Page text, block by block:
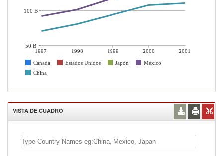
1997 1998 1999 2000
2001
Canadá
Estados Unidos Japón
México
China
100 B
50 B
VISTA DE CUADRO